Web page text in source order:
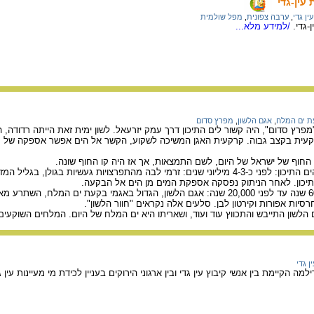
עין גדי ערבה צפונית מפל שולמית
גדי. /למידע מלא...
ים המלח אגם הלשון מפרץ סדום
שנים: "מפרץ סדום", היה קשור לים התיכון דרך עמק יזרעאל. לשון ימית זאת הייתה
בקצב גבוה. קרקעית האגן המשיכה לשקוע, הקשר אל הים אפשר אספקה של
של ישראל של היום, לשם התמצאות, אך אז היה קו החוף שונה.
2. ניתוק "מפרץ סדום" מהים התיכון: לפני כ-4-3 מיליוני שנים: זרמי לבה מהתפרצויות
לאחר הניתוק נפסקה אספקת המים מן הים אל הבקעה.
3. אגם הלשון: לפני 60,000 שנה עד לפני 20,000 שנה: אגם הלשון, הגדול באגמי בקעת
אפורות וקירטון לבן. סלעים אלה נקראים "חוור הלשון".
גדי
הקיימת בין אנשי קיבוץ עין גדי ובין ארגוני הירוקים בעניין לכידת מי מעיינות